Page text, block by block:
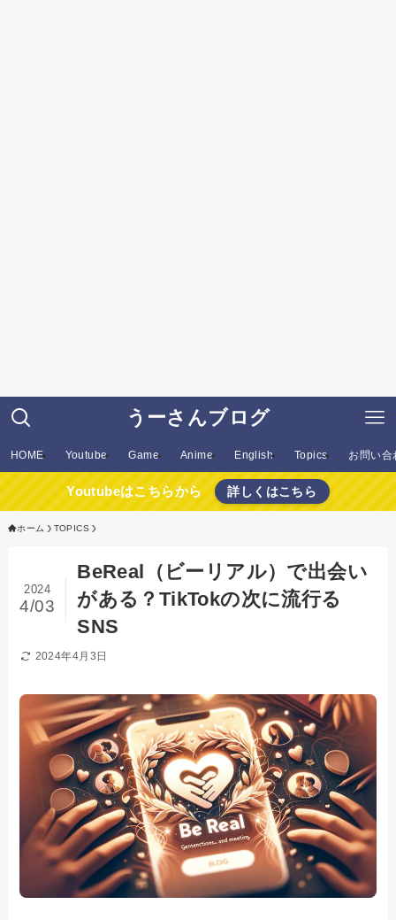
うーさんブログ
HOME Youtube Game Anime English Topics お問い合
Youtubeはこちらから 詳しくはこちら
ホーム TOPICS
BeReal（ビーリアル）で出会い
がある？TikTokの次に流行る
SNS
2024
4/03
2024年4月3日